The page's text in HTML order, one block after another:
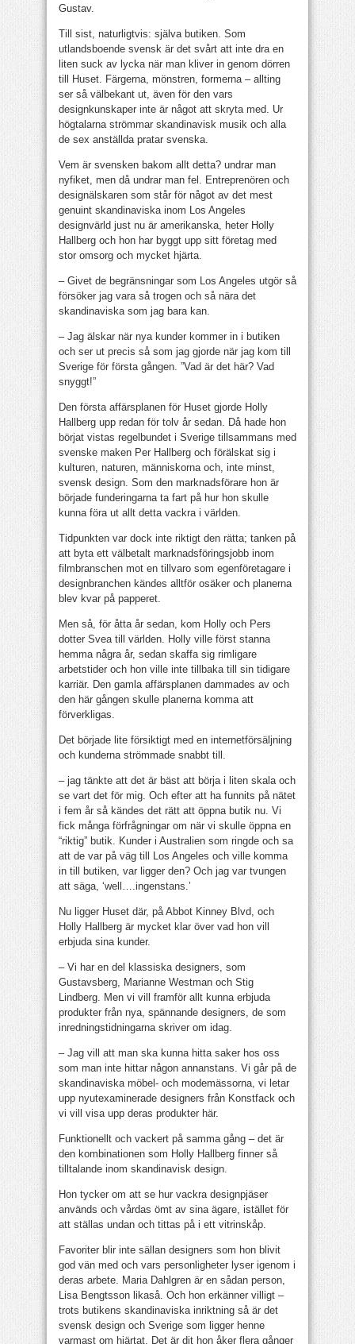
Gustav.
Till sist, naturligtvis: själva butiken. Som
utlandsboende svensk är det svårt att inte dra en
liten suck av lycka när man kliver in genom dörren
till Huset. Färgerna, mönstren, formerna – allting
ser så välbekant ut, även för den vars
designkunskaper inte är något att skryta med. Ur
högtalarna strömmar skandinavisk musik och alla
de sex anställda pratar svenska.
Vem är svensken bakom allt detta? undrar man
nyfiket, men då undrar man fel. Entreprenören och
designälskaren som står för något av det mest
genuint skandinaviska inom Los Angeles
designvärld just nu är amerikanska, heter Holly
Hallberg och hon har byggt upp sitt företag med
stor omsorg och mycket hjärta.
– Givet de begränsningar som Los Angeles utgör så
försöker jag vara så trogen och så nära det
skandinaviska som jag bara kan.
– Jag älskar när nya kunder kommer in i butiken
och ser ut precis så som jag gjorde när jag kom till
Sverige för första gången. ”Vad är det här? Vad
snyggt!”
Den första affärsplanen för Huset gjorde Holly
Hallberg upp redan för tolv år sedan. Då hade hon
börjat vistas regelbundet i Sverige tillsammans med
svenske maken Per Hallberg och förälskat sig i
kulturen, naturen, människorna och, inte minst,
svensk design. Som den marknadsförare hon är
började funderingarna ta fart på hur hon skulle
kunna föra ut allt detta vackra i världen.
Tidpunkten var dock inte riktigt den rätta; tanken på
att byta ett välbetalt marknadsföringsjobb inom
filmbranschen mot en tillvaro som egenföretagare i
designbranchen kändes alltför osäker och planerna
blev kvar på papperet.
Men så, för åtta år sedan, kom Holly och Pers
dotter Svea till världen. Holly ville först stanna
hemma några år, sedan skaffa sig rimligare
arbetstider och hon ville inte tillbaka till sin tidigare
karriär. Den gamla affärsplanen dammades av och
den här gången skulle planerna komma att
förverkligas.
Det började lite försiktigt med en internetförsäljning
och kunderna strömmade snabbt till.
– jag tänkte att det är bäst att börja i liten skala och
se vart det för mig. Och efter att ha funnits på nätet
i fem år så kändes det rätt att öppna butik nu. Vi
fick många förfrågningar om när vi skulle öppna en
“riktig” butik. Kunder i Australien som ringde och sa
att de var på väg till Los Angeles och ville komma
in till butiken, var ligger den? Och jag var tvungen
att säga, ‘well….ingenstans.’
Nu ligger Huset där, på Abbot Kinney Blvd, och
Holly Hallberg är mycket klar över vad hon vill
erbjuda sina kunder.
– Vi har en del klassiska designers, som
Gustavsberg, Marianne Westman och Stig
Lindberg. Men vi vill framför allt kunna erbjuda
produkter från nya, spännande designers, de som
inredningstidningarna skriver om idag.
– Jag vill att man ska kunna hitta saker hos oss
som man inte hittar någon annanstans. Vi går på de
skandinaviska möbel- och modemässorna, vi letar
upp nyutexaminerade designers från Konstfack och
vi vill visa upp deras produkter här.
Funktionellt och vackert på samma gång – det är
den kombinationen som Holly Hallberg finner så
tilltalande inom skandinavisk design.
Hon tycker om att se hur vackra designpjäser
används och vårdas ömt av sina ägare, istället för
att ställas undan och tittas på i ett vitrinskåp.
Favoriter blir inte sällan designers som hon blivit
god vän med och vars personligheter lyser igenom i
deras arbete. Maria Dahlgren är en sådan person,
Lisa Bengtsson likaså. Och hon erkänner villigt –
trots butikens skandinaviska inriktning så är det
svensk design och Sverige som ligger henne
varmast om hjärtat. Det är dit hon åker flera gånger